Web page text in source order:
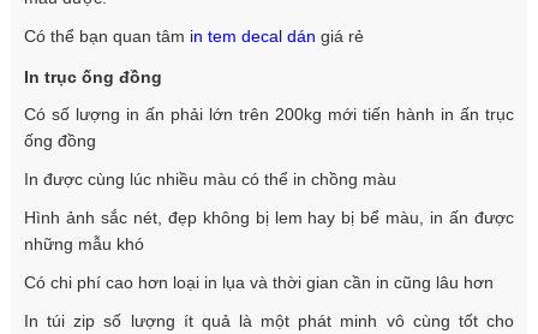
Có thể bạn quan tâm in tem decal dán giá rẻ
In trục ống đồng
Có số lượng in ấn phải lớn trên 200kg mới tiến hành in ấn trục
ống đồng
In được cùng lúc nhiều màu có thể in chồng màu
Hình ảnh sắc nét, đẹp không bị lem hay bị bể màu, in ấn được
những mẫu khó
Có chi phí cao hơn loại in lụa và thời gian cần in cũng lâu hơn
In túi zip số lượng ít quả là một phát minh vô cùng tốt cho